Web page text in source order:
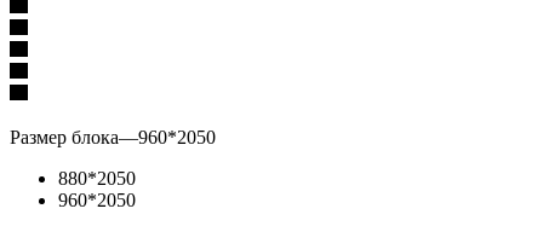
Размер блока—960*2050
880*2050
960*2050